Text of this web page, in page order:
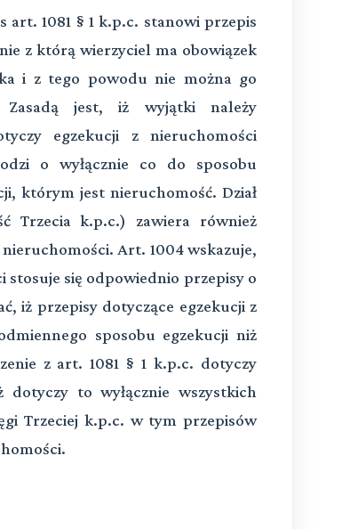
1081 § 1 k.p.c. stanowi przepis
z którą wierzyciel ma obowiązek
i z tego powodu nie można go
Zasadą jest, iż wyjątki należy
egzekucji z nieruchomości
o wyłącznie co do sposobu
którym jest nieruchomość. Dział
Trzecia k.p.c.) zawiera również
Art. 1004 wskazuje,
stosuje się odpowiednio przepisy o
iż przepisy dotyczące egzekucji z
sposobu egzekucji niż
z art. 1081 § 1 k.p.c. dotyczy
to wyłącznie wszystkich
Trzeciej k.p.c. w tym przepisów